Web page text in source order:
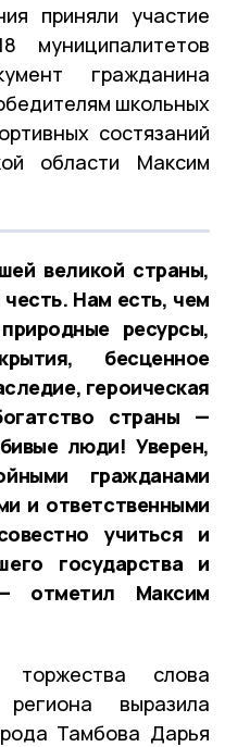
приняли участие
муниципалитетов
гражданина
школьных
состязаний
области Максим
великой страны,
Нам есть, чем
ресурсы,
бесценное
героическая
страны —
люди! Уверен,
гражданами
и ответственными
учиться и
государства и
отметил Максим
слова
выразила
Тамбова Дарья